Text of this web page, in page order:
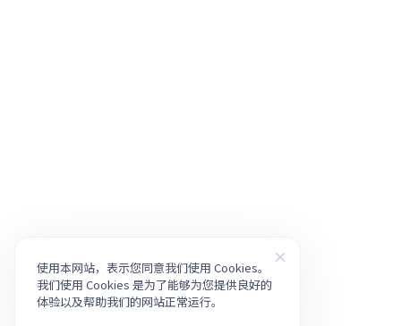
使用本网站，表示您同意我们使用 Cookies。
我们使用 Cookies 是为了能够为您提供良好的
体验以及帮助我们的网站正常运行。